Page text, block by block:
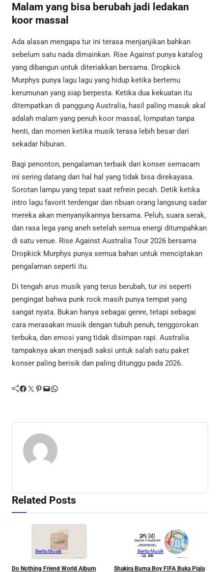
Malam yang bisa berubah jadi ledakan
koor massal
Ada alasan mengapa tur ini terasa menjanjikan bahkan
sebelum satu nada dimainkan. Rise Against punya katalog
yang dibangun untuk diteriakkan bersama. Dropkick
Murphys punya lagu lagu yang hidup ketika bertemu
kerumunan yang siap berpesta. Ketika dua kekuatan itu
ditempatkan di panggung Australia, hasil paling masuk akal
adalah malam yang penuh koor massal, lompatan tanpa
henti, dan momen ketika musik terasa lebih besar dari
sekadar hiburan.
Bagi penonton, pengalaman terbaik dari konser semacam
ini sering datang dari hal hal yang tidak bisa direkayasa.
Sorotan lampu yang tepat saat refrein pecah. Detik ketika
intro lagu favorit terdengar dan ribuan orang langsung sadar
mereka akan menyanyikannya bersama. Peluh, suara serak,
dan rasa lega yang aneh setelah semua energi ditumpahkan
di satu venue. Rise Against Australia Tour 2026 bersama
Dropkick Murphys punya semua bahan untuk menciptakan
pengalaman seperti itu.
Di tengah arus musik yang terus berubah, tur ini seperti
pengingat bahwa punk rock masih punya tempat yang
sangat nyata. Bukan hanya sebagai genre, tetapi sebagai
cara merasakan musik dengan tubuh penuh, tenggorokan
terbuka, dan emosi yang tidak disimpan rapi. Australia
tampaknya akan menjadi saksi untuk salah satu paket
konser paling berisik dan paling ditunggu pada 2026.
Facebook Twitter Pinterest Mail WhatsApp
Related Posts
Berita Musik
Do Nothing Friend World Album
Berita Musik
Shakira Burna Boy FIFA Buka Piala